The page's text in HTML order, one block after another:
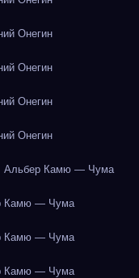
Онегин
Онегин
Онегин
Онегин
Альбер Камю — Чума
Камю — Чума
Камю — Чума
Камю — Чума